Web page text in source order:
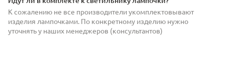
К сожалению не все производители укомплектовывают
изделия лампочками. По конкретному изделию нужно
уточнять у наших менеджеров (консультантов)